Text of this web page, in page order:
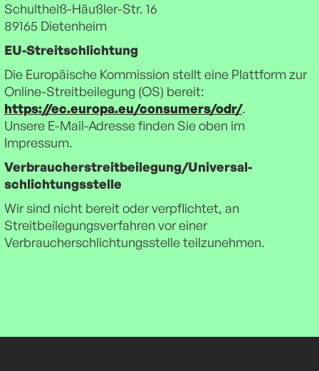
Schultheiß-Häußler-Str. 16
89165 Dietenheim
EU-Streitschlichtung
Die Europäische Kommission stellt eine Plattform zur
Online-Streitbeilegung (OS) bereit:
https://ec.europa.eu/consumers/odr/.
Unsere E-Mail-Adresse finden Sie oben im
Impressum.
Verbraucher­streit­beilegung/Universal­
schlichtungs­stelle
Wir sind nicht bereit oder verpflichtet, an
Streitbeilegungsverfahren vor einer
Verbraucherschlichtungsstelle teilzunehmen.